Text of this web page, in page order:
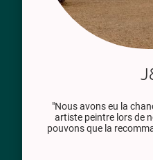
"Nous avons eu la
artiste peintre lors de
pouvons que la